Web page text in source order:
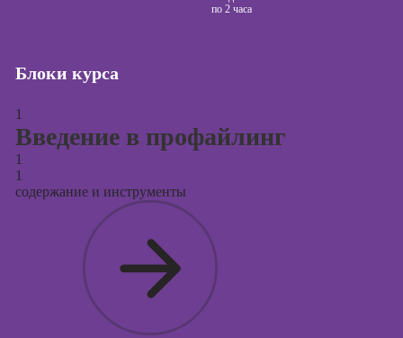
по 2 часа
Блоки курса
1
Введение в профайлинг
1
1
содержание и инструменты